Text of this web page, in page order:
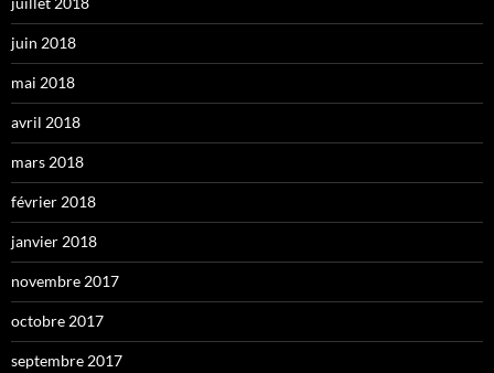
juin 2018
mai 2018
avril 2018
mars 2018
février 2018
janvier 2018
novembre 2017
octobre 2017
septembre 2017